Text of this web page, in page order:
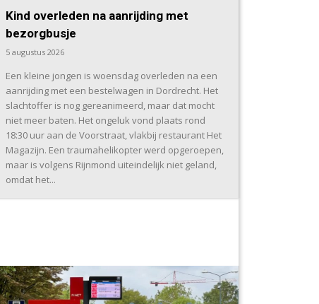
Kind overleden na aanrijding met
bezorgbusje
5 augustus 2026
Een kleine jongen is woensdag overleden na een
aanrijding met een bestelwagen in Dordrecht. Het
slachtoffer is nog gereanimeerd, maar dat mocht
niet meer baten. Het ongeluk vond plaats rond
18:30 uur aan de Voorstraat, vlakbij restaurant Het
Magazijn. Een traumahelikopter werd opgeroepen,
maar is volgens Rijnmond uiteindelijk niet geland,
omdat het...